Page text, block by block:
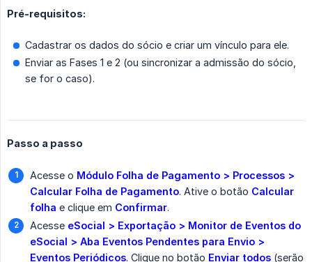
Pré-requisitos:
Cadastrar os dados do sócio e criar um vínculo para ele.
Enviar as Fases 1 e 2 (ou sincronizar a admissão do sócio,
se for o caso).
Passo a passo
Acesse o Módulo Folha de Pagamento > Processos >
Calcular Folha de Pagamento. Ative o botão Calcular
folha e clique em Confirmar.
Acesse eSocial > Exportação > Monitor de Eventos do
eSocial > Aba Eventos Pendentes para Envio >
Eventos Periódicos. Clique no botão Enviar todos (serão